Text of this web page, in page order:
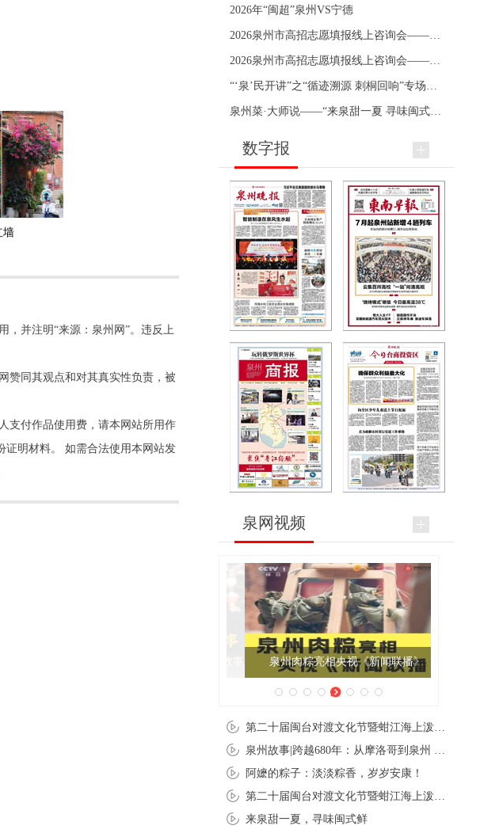
墙
并注明“来源：泉州网”。违反上
赞同其观点和对其真实性负责，被
支付作品使用费，请本网站所用作
证明材料。 如需合法使用本网站发
2026年“闽超”泉州VS宁德
数字报
泉网视频
泉州肉粽亮相央视《新闻联播》
阿嬷的粽子：淡淡粽香，岁岁安康！
来泉甜一夏，寻味闽式鲜